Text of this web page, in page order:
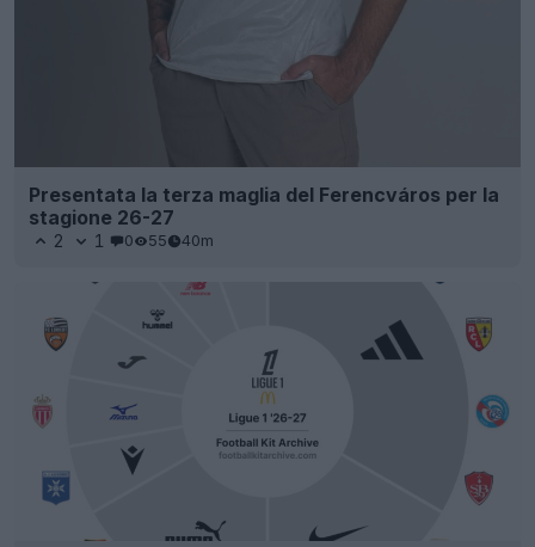
Presentata la terza maglia del Ferencváros per la
stagione 26-27
2 1 0 55 40m